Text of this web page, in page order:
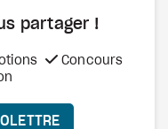
partager !
Concours